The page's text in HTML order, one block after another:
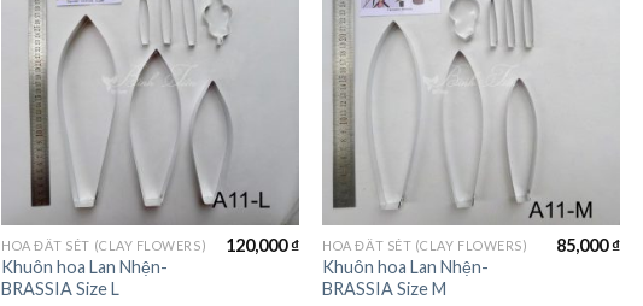
HOA ĐẤT SÉT (CLAY FLOWERS)
Khuôn hoa Lan Nhện-
BRASSIA Size L
120,000₫ HOA ĐẤT SÉT (CLAY FLOWERS)
Khuôn hoa Lan Nhện-
BRASSIA Size M
85,000₫